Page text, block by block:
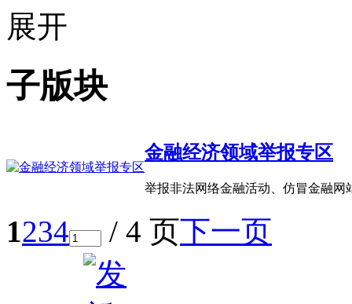
子版块
金融经济领域举报专区
举报非法网络金融活动、仿冒金融网
1234 / 4 页下一页